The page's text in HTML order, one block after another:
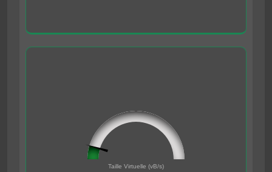
45561691
Taille Virtuelle (vB/s)500000000